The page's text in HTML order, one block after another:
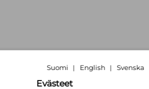
Suomi | English | Svenska
Evästeet